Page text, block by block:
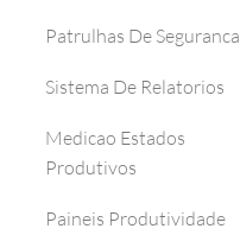
Patrulhas De Seguranca
Sistema De Relatorios
Medicao Estados
Produtivos
Paineis Produtividade